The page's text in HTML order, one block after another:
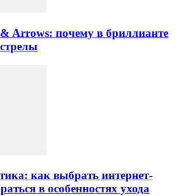
Arrows: почему в бриллианте
как выбрать интернет-
в особенностях ухода